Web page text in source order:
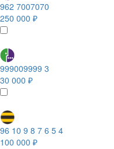
962 7007070
250 000 ₽
999009999 3
30 000 ₽
96 10 9 8 7 6 5 4
100 000 ₽